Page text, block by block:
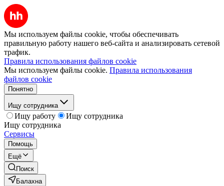
Мы используем файлы cookie, чтобы обеспечивать
правильную работу нашего веб-сайта и анализировать сетевой
трафик.
Правила использования файлов cookie
Мы используем файлы cookie. Правила использования
файлов cookie
Понятно
Ищу сотрудника
Ищу работу
Ищу сотрудника
Ищу сотрудника
Сервисы
Помощь
Ещё
Поиск
Балахна